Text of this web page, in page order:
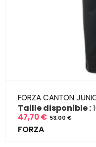
FORZA CANTON
Prix
47,70 €
Prix
de
53,00 €
Taille disponible :
FORZA